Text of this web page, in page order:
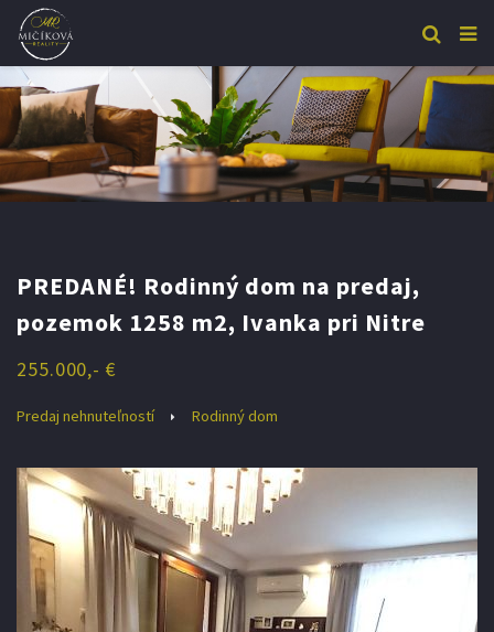
PREDANÉ! Rodinný dom na predaj,
pozemok 1258 m2, Ivanka pri Nitre
255.000,- €
Predaj nehnuteľností Rodinný dom